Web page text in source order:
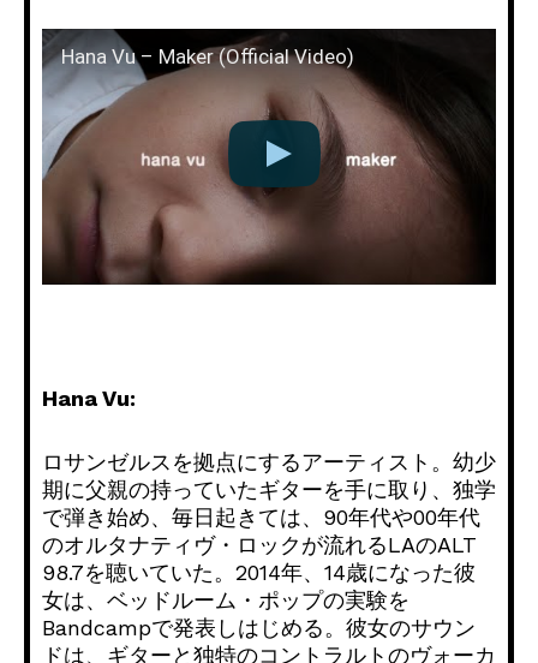
Hana Vu – Maker (Official Video)
Hana Vu:
ロサンゼルスを拠点にするアーティスト。 幼少
期に父親の持っていたギターを手に取り、独学
で弾き始め、 毎日起きては、90年代や00年代
のオルタナティヴ・ ロックが流れるLAのALT
98.7を聴いていた。2014年、14歳になった彼
女は、 ベッドルーム・ ポップの実験を
Bandcampで発表しはじめる。 彼女のサウン
ドは、 ギターと独特のコントラルトのヴォーカ